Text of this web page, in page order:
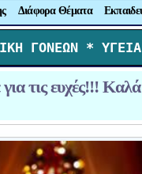
Διάφορα Θέματα
ΓΟΝΕΩΝ *
τις ευχές!!!